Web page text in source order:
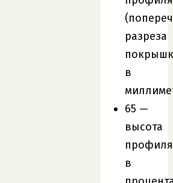
разреза
в
65 —
высота
профиля
в